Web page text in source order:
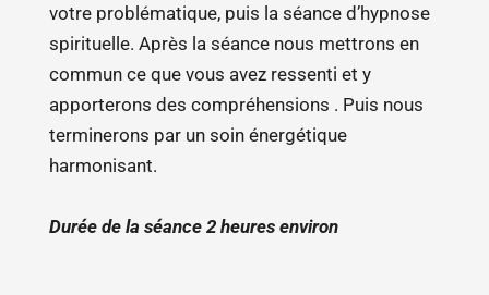
votre problématique, puis la séance d’hypnose
spirituelle. Après la séance nous mettrons en
commun ce que vous avez ressenti et y
apporterons des compréhensions . Puis nous
terminerons par un soin énergétique
harmonisant.
Durée de la séance 2 heures environ